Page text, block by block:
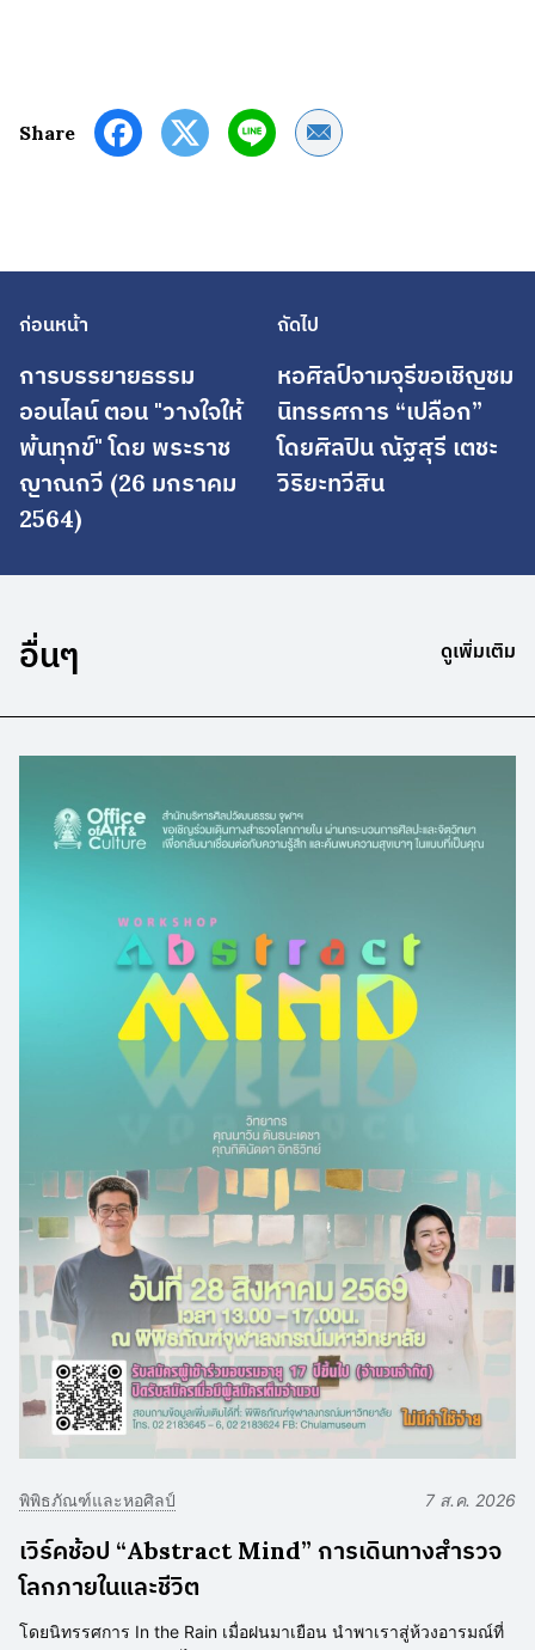
Share Share by Email
ก่อนหน้า
การบรรยายธรรม
ออนไลน์ ตอน "วางใจให้
พ้นทุกข์" โดย พระราช
ญาณกวี (26 มกราคม
2564)
ถัดไป
หอศิลป์จามจุรีขอเชิญชม
นิทรรศการ “เปลือก”
โดยศิลปิน ณัฐสุรี เตชะ
วิริยะทวีสิน
อื่นๆ ดูเพิ่มเติม
พิพิธภัณฑ์และหอศิลป์ 7 ส.ค. 2026
เวิร์คช้อป “Abstract Mind” การเดินทางสำรวจ
โลกภายในและชีวิต
โดยนิทรรศการ In the Rain เมื่อฝนมาเยือน นำพาเราสู่ห้วงอารมณ์ที่